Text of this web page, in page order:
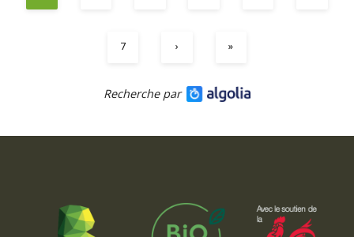
7 › »
Recherche par